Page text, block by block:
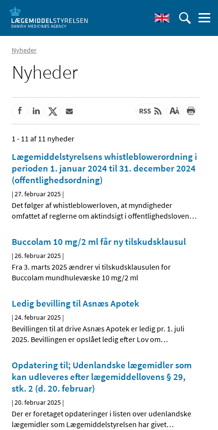
Nyheder
Nyheder
1 - 11 af 11 nyheder
Lægemiddelstyrelsens whistleblowerordning i
perioden 1. januar 2024 til 31. december 2024
(offentlighedsordning)
|27. februar 2025 |
Det følger af whistleblowerloven, at myndigheder
omfattet af reglerne om aktindsigt i offentlighedsloven…
Buccolam 10 mg/2 ml får ny tilskudsklausul
|26. februar 2025 |
Fra 3. marts 2025 ændrer vi tilskudsklausulen for
Buccolam mundhulevæske 10 mg/2 ml
Ledig bevilling til Asnæs Apotek
|24. februar 2025 |
Bevillingen til at drive Asnæs Apotek er ledig pr. 1. juli
2025. Bevillingen er opslået ledig efter Lov om…
Opdatering til; Udenlandske lægemidler som
kan udleveres efter lægemiddellovens § 29,
stk. 2 (d. 20. februar)
|20. februar 2025 |
Der er foretaget opdateringer i listen over udenlandske
lægemidler som Lægemiddelstyrelsen har givet…